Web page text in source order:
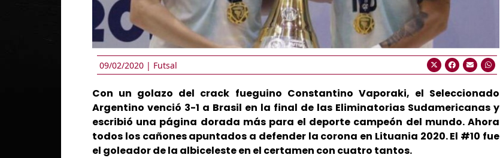
09/02/2020 | Futsal
Con un golazo del crack fueguino Constantino Vaporaki, el Seleccionado
Argentino venció 3-1 a Brasil en la final de las Eliminatorias Sudamericanas y
escribió una página dorada más para el deporte campeón del mundo. Ahora
todos los cañones apuntados a defender la corona en Lituania 2020. El #10 fue
el goleador de la albiceleste en el certamen con cuatro tantos.